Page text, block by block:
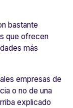
bastante
que ofrecen
más
empresas de
o no de una
explicado